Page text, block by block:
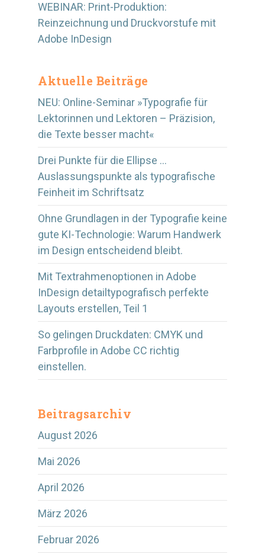
WEBINAR: Print-Produktion:
Reinzeichnung und Druckvorstufe mit
Adobe InDesign
Aktuelle Beiträge
NEU: Online-Seminar »Typografie für
Lektorinnen und Lektoren – Präzision,
die Texte besser macht«
Drei Punkte für die Ellipse …
Auslassungspunkte als typografische
Feinheit im Schriftsatz
Ohne Grundlagen in der Typografie keine
gute KI-Technologie: Warum Handwerk
im Design entscheidend bleibt.
Mit Textrahmenoptionen in Adobe
InDesign detailtypografisch perfekte
Layouts erstellen, Teil 1
So gelingen Druckdaten: CMYK und
Farbprofile in Adobe CC richtig
einstellen.
Beitragsarchiv
August 2026
Mai 2026
April 2026
März 2026
Februar 2026